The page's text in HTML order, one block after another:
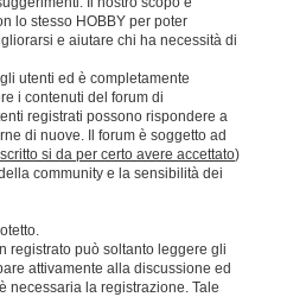
lo stesso HOBBY per poter
e aiutare chi ha necessità di
utenti ed è completamente
i contenuti del forum di
registrati possono rispondere a
di nuove. Il forum è soggetto ad
si da per certo avere accettato)
community e la sensibilità dei
registrato può soltanto leggere gli
attivamente alla discussione ed
necessaria la registrazione. Tale